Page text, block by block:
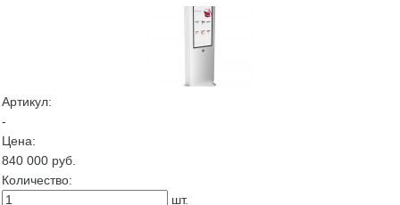
Артикул:
-
Цена:
840 000 руб.
Количество:
шт.